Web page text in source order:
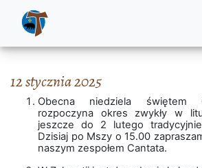
12 stycznia 2025
Obecna niedziela świętem
rozpoczyna okres zwykły w
jeszcze do 2 lutego
Dzisiaj po Mszy o 15.00
naszym zespołem Cantata.